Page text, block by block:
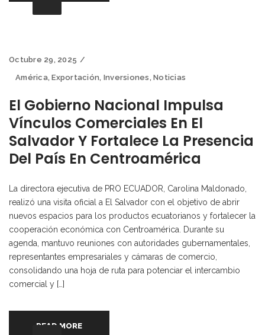
Octubre 29, 2025
América,Exportación, Inversiones ,Noticias
El Gobierno Nacional Impulsa
Vínculos Comerciales En El
Salvador Y Fortalece La Presencia
Del País En Centroamérica
La directora ejecutiva de PRO ECUADOR, Carolina Maldonado,
realizó una visita oficial a El Salvador con el objetivo de abrir
nuevos espacios para los productos ecuatorianos y fortalecer la
cooperación económica con Centroamérica. Durante su
agenda, mantuvo reuniones con autoridades gubernamentales,
representantes empresariales y cámaras de comercio,
consolidando una hoja de ruta para potenciar el intercambio
comercial y […]
READ MORE